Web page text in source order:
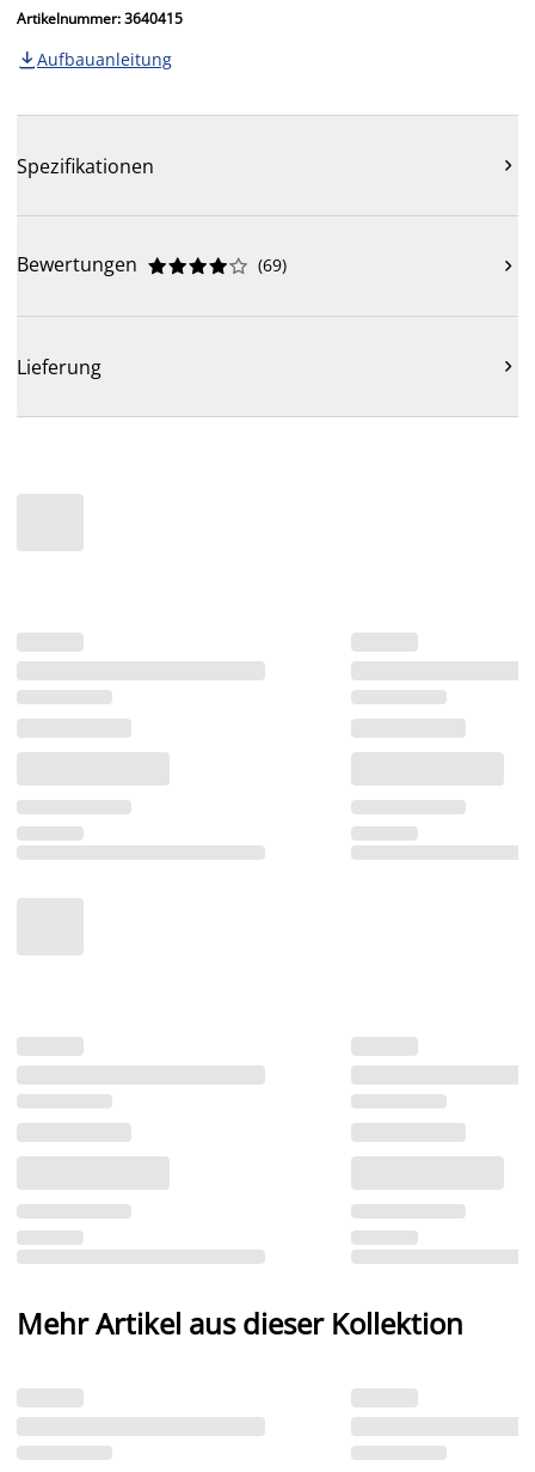
Artikelnummer: 3640415
 Aufbauanleitung
Spezifikationen 
Bewertungen 




 (69) 
Lieferung 
Mehr Artikel aus dieser Kollektion